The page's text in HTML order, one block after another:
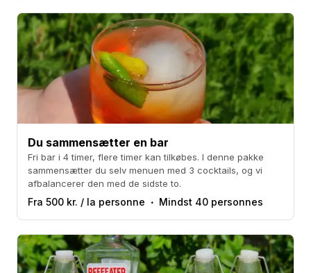
Du sammensætter en bar
Fri bar i 4 timer, flere timer kan tilkøbes. I denne pakke
sammensætter du selv menuen med 3 cocktails, og vi
afbalancerer den med de sidste to.
Fra 500 kr. / la personne Mindst 40 personnes